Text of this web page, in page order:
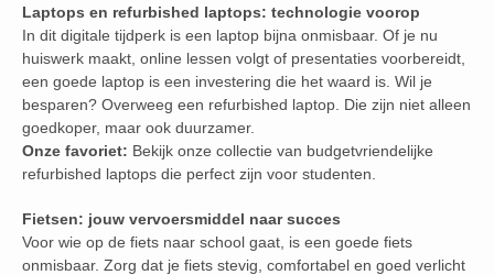
Laptops en refurbished laptops: technologie voorop
In dit digitale tijdperk is een laptop bijna onmisbaar. Of je nu
huiswerk maakt, online lessen volgt of presentaties voorbereidt,
een goede laptop is een investering die het waard is. Wil je
besparen? Overweeg een refurbished laptop. Die zijn niet alleen
goedkoper, maar ook duurzamer.
Onze favoriet: Bekijk onze collectie van budgetvriendelijke
refurbished laptops die perfect zijn voor studenten.
Fietsen: jouw vervoersmiddel naar succes
Voor wie op de fiets naar school gaat, is een goede fiets
onmisbaar. Zorg dat je fiets stevig, comfortabel en goed verlicht